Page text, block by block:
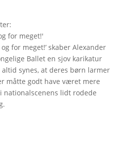
:
for meget!'
for meget!’ skaber Alexander
Ballet en sjov karikatur
synes, at deres børn larmer
måtte godt have været mere
nationalscenens lidt rodede